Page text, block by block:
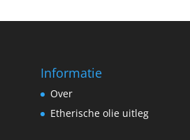
Informatie
Over
Etherische olie uitleg